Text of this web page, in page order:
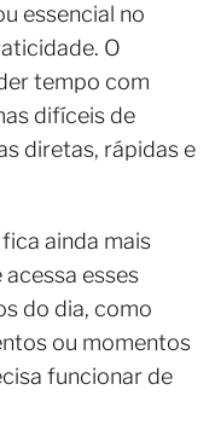
essencial no
O
tempo com
difíceis de
diretas, rápidas e
ainda mais
esses
do dia, como
ou momentos
funcionar de